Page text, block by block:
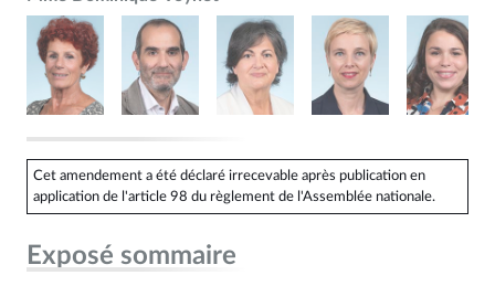
Cet amendement a été déclaré irrecevable après publication en
application de l'article 98 du règlement de l'Assemblée nationale.
Exposé sommaire